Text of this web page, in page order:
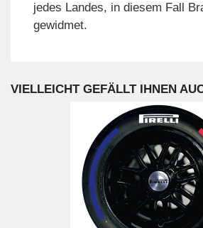
jedes Landes, in diesem Fall
gewidmet.
VIELLEICHT GEFÄLLT IHNEN